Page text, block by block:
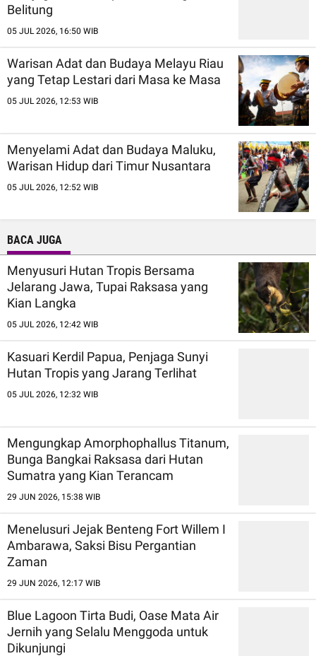
Belitung
05 JUL 2026, 16:50 WIB
Warisan Adat dan Budaya Melayu Riau
yang Tetap Lestari dari Masa ke Masa
05 JUL 2026, 12:53 WIB
Menyelami Adat dan Budaya Maluku,
Warisan Hidup dari Timur Nusantara
05 JUL 2026, 12:52 WIB
BACA JUGA
Menyusuri Hutan Tropis Bersama
Jelarang Jawa, Tupai Raksasa yang
Kian Langka
05 JUL 2026, 12:42 WIB
Kasuari Kerdil Papua, Penjaga Sunyi
Hutan Tropis yang Jarang Terlihat
05 JUL 2026, 12:32 WIB
Mengungkap Amorphophallus Titanum,
Bunga Bangkai Raksasa dari Hutan
Sumatra yang Kian Terancam
29 JUN 2026, 15:38 WIB
Menelusuri Jejak Benteng Fort Willem I
Ambarawa, Saksi Bisu Pergantian
Zaman
29 JUN 2026, 12:17 WIB
Blue Lagoon Tirta Budi, Oase Mata Air
Jernih yang Selalu Menggoda untuk
Dikunjungi